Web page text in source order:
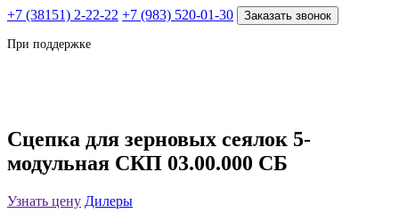
+7 (38151) 2-22-22 +7 (983) 520-01-30 Заказать звонок
При поддержке
Сцепка для зерновых сеялок 5-
модульная СКП 03.00.000 СБ
Узнать цену Дилеры